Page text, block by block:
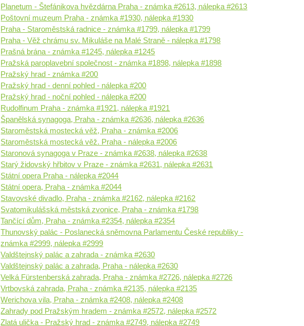
Planetum - Štefánikova hvězdárna Praha - známka #2613, nálepka #2613
Poštovní muzeum Praha - známka #1930, nálepka #1930
Praha - Staroměstská radnice - známka #1799, nálepka #1799
Praha - Věž chrámu sv. Mikuláše na Malé Straně - nálepka #1798
Prašná brána - známka #1245, nálepka #1245
Pražská paroplavební společnost - známka #1898, nálepka #1898
Pražský hrad - známka #200
Pražský hrad - denní pohled - nálepka #200
Pražský hrad - noční pohled - nálepka #200
Rudolfinum Praha - známka #1921, nálepka #1921
Španělská synagoga, Praha - známka #2636, nálepka #2636
Staroměstská mostecká věž, Praha - známka #2006
Staroměstská mostecká věž. Praha - nálepka #2006
Staronová synagoga v Praze - známka #2638, nálepka #2638
Starý židovský hřbitov v Praze - známka #2631, nálepka #2631
Státní opera Praha - nálepka #2044
Státní opera, Praha - známka #2044
Stavovské divadlo, Praha - známka #2162, nálepka #2162
Svatomikulášská městská zvonice, Praha - známka #1798
Tančící dům, Praha - známka #2354, nálepka #2354
Thunovský palác - Poslanecká sněmovna Parlamentu České republiky -
známka #2999, nálepka #2999
Valdštejnský palác a zahrada - známka #2630
Valdštejnský palác a zahrada, Praha - nálepka #2630
Velká Fürstenberská zahrada, Praha - známka #2726, nálepka #2726
Vrtbovská zahrada, Praha - známka #2135, nálepka #2135
Werichova vila, Praha - známka #2408, nálepka #2408
Zahrady pod Pražským hradem - známka #2572, nálepka #2572
Zlatá ulička - Pražský hrad - známka #2749, nálepka #2749